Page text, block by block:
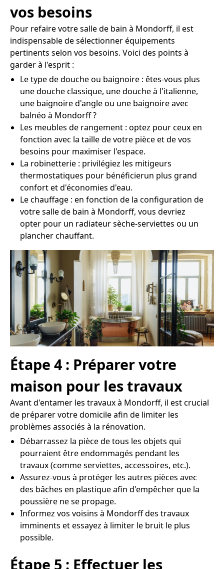
vos besoins
Pour refaire votre salle de bain à Mondorff, il est
indispensable de sélectionner équipements
pertinents selon vos besoins. Voici des points à
garder à l'esprit :
Le type de douche ou baignoire : êtes-vous plus
une douche classique, une douche à l'italienne,
une baignoire d'angle ou une baignoire avec
balnéo à Mondorff ?
Les meubles de rangement : optez pour ceux en
fonction avec la taille de votre pièce et de vos
besoins pour maximiser l'espace.
La robinetterie : privilégiez les mitigeurs
thermostatiques pour bénéficierun plus grand
confort et d'économies d'eau.
Le chauffage : en fonction de la configuration de
votre salle de bain à Mondorff, vous devriez
opter pour un radiateur sèche-serviettes ou un
plancher chauffant.
Étape 4 : Préparer votre
maison pour les travaux
Avant d'entamer les travaux à Mondorff, il est crucial
de préparer votre domicile afin de limiter les
problèmes associés à la rénovation.
Débarrassez la pièce de tous les objets qui
pourraient être endommagés pendant les
travaux (comme serviettes, accessoires, etc.).
Assurez-vous à protéger les autres pièces avec
des bâches en plastique afin d'empêcher que la
poussière ne se propage.
Informez vos voisins à Mondorff des travaux
imminents et essayez à limiter le bruit le plus
possible.
Étape 5 : Effectuer les